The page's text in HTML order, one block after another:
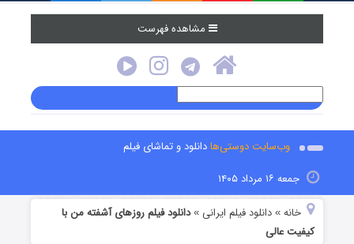
مشاهده فهرست
وب‌سایت دوستی‌هادانلود و تماشای فیلم
جمعه ۱۶ مرداد ۱۴۰۵
خانه »دانلود فیلم‌ ایرانی »دانلود فیلم روزهای آشفته من با
کیفیت عالی